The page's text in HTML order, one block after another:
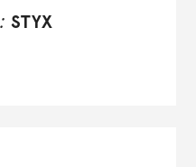
STYX